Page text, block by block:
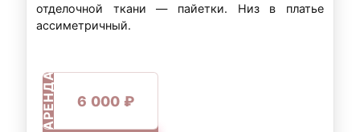
отделочной ткани — пайетки. Низ в платье
ассиметричный.
АРЕНДА 6 000 ₽